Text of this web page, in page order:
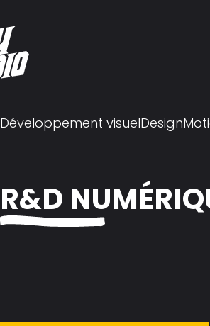
Développement visuelDesign
R&D